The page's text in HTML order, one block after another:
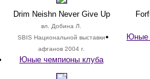
Drim Neishn Never Give Up
вл. Добина Л.
SBIS Национальной выставки
афганов 2004 г.
Юные чемпионы клуба
Юные